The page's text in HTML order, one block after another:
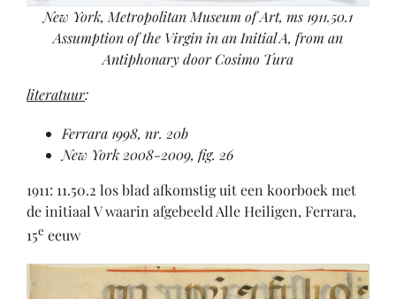
New York, Metropolitan Museum of Art, ms 1911.50.1
Assumption of the Virgin in an Initial A, from an
Antiphonary door Cosimo Tura
literatuur:
Ferrara 1998, nr. 20b
New York 2008-2009, fig. 26
1911: 11.50.2 los blad afkomstig uit een koorboek met
de initiaal V waarin afgebeeld Alle Heiligen, Ferrara,
15e eeuw